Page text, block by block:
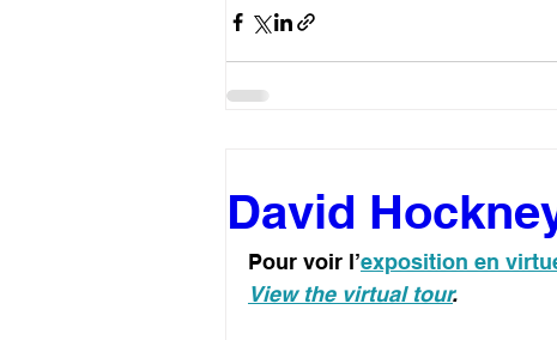
David
Pour voir l’exposition en
View the virtual tour.